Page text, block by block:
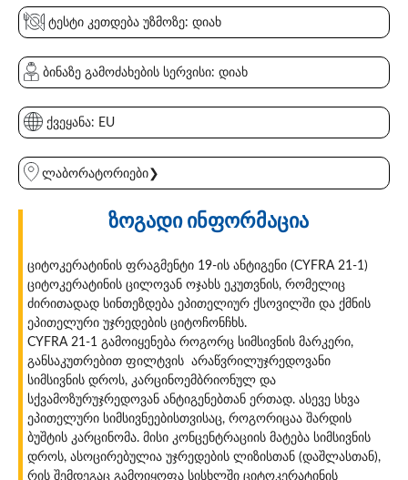
ტესტი კეთდება უზმოზე: დიახ
ბინაზე გამოძახების სერვისი: დიახ
ქვეყანა: EU
ლაბორატორიები❯
ზოგადი ინფორმაცია
ციტოკერატინის ფრაგმენტი 19-ის ანტიგენი (CYFRA 21-1)
ციტოკერატინის ცილოვან ოჯახს ეკუთვნის, რომელიც
ძირითადად სინთეზდება ეპითელიურ ქსოვილში და ქმნის
ეპითელური უჯრედების ციტოჩონჩხს.
CYFRA 21-1 გამოიყენება როგორც სიმსივნის მარკერი,
განსაკუთრებით ფილტვის არაწვრილუჯრედოვანი
სიმსივნის დროს, კარცინოემბრიონულ და
სქვამოზურუჯრედოვან ანტიგენებთან ერთად. ასევე სხვა
ეპითელური სიმსივნეებისთვისაც, როგორიცაა შარდის
ბუშტის კარცინომა. მისი კონცენტრაციის მატება სიმსივნის
დროს, ასოცირებულია უჯრედების ლიზისთან (დაშლასთან),
რის შემდეგაც გამოიყოფა სისხლში ციტოკერატინის